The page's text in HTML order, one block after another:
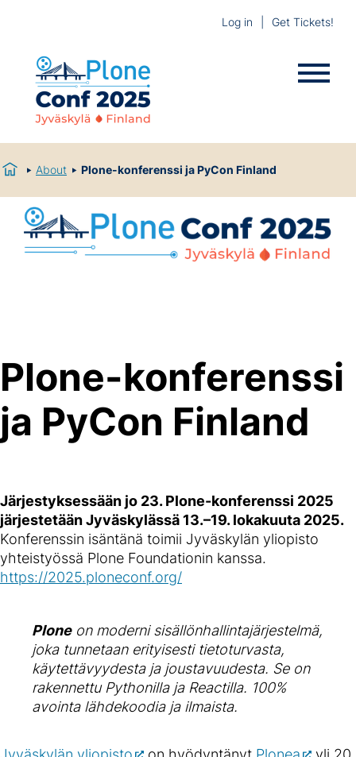
Log in Get Tickets!
About Plone-konferenssi ja PyCon Finland
Plone-konferenssi
ja PyCon Finland
Järjestyksessään jo 23. Plone-konferenssi 2025
järjestetään Jyväskylässä 13.–19. lokakuuta 2025.
Konferenssin isäntänä toimii Jyväskylän yliopisto
yhteistyössä Plone Foundationin kanssa.
https://2025.ploneconf.org/
Ploneon moderni sisällönhallintajärjestelmä,
joka tunnetaan erityisesti tietoturvasta,
käytettävyydesta ja joustavuudesta. Se on
rakennettu Pythonilla ja Reactilla. 100%
avointa lähdekoodia ja ilmaista.